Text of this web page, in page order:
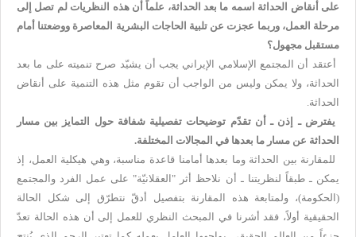
على أنقاض الحداثة اسمه ما بعد الحداثة، علماً أن هذه النظريات لم تصل إلى
مرحلة العمل، وربما عجزت عن تلبية الحاجات البشرية المعاصرة ووضعتنا أمام
مستقبل مجهول؟
أعتقد أن المجتمع الإسلامي الإيراني يجب أن يشيّد صرح تنميته على ما بعد
الحداثة، ولا يمكن وليس من الواجب أن تقوم مثل هذه التنمية على أنقاض
الحداثة.
يفترض ـ إذن ـ أن تقدّم توضيحات تفصيلية شفافة حول التمايز بين مسار
الحداثة عن مسار ما بعدها في المجالات المختلفة.
للمقارنة بين الحداثة وما بعدها أمامنا قاعدة مناسبة، وهي هيكلية العمل، إذ
يمكن ـ طبقاً لنظريتنا ـ أن نلاحظ أثر "العقلانيّة" على عمل الفرد والمجتمع
(الحكومة)، ولمتابعة هذه المقارنة بتفصيل أدقّ نتطرّق إلى شكل الحالة
الحقيقية أولاً، فقد أشرنا في المبحث النظري للعمل إلى أن هذه الحالة تعدّ